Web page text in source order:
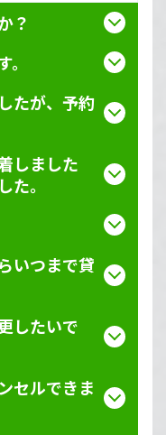
？
たが、予約
しました
た。
いつまで貸
したいで
セルできま